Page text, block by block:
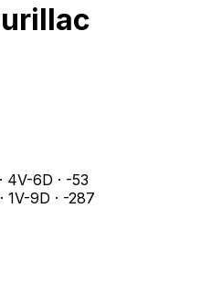
· 4V-6D · -53
· 1V-9D · -287